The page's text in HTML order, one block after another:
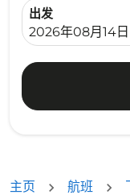
出发
fc-booking-
2026年08月14
主页 航班